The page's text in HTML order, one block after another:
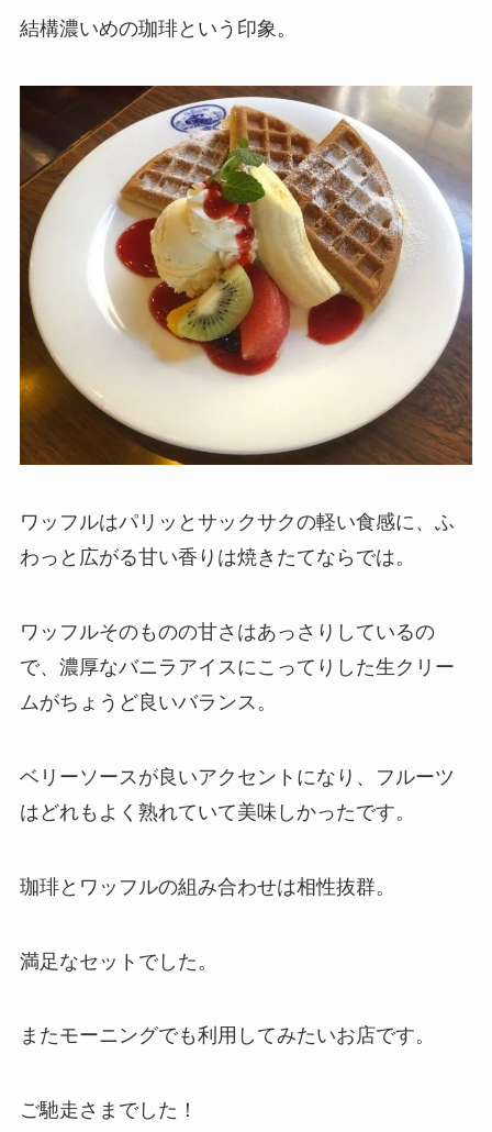
結構濃いめの珈琲という印象。
ワッフルはパリッとサックサクの軽い食感に、ふ
わっと広がる甘い香りは焼きたてならでは。
ワッフルそのものの甘さはあっさりしているの
で、濃厚なバニラアイスにこってりした生クリー
ムがちょうど良いバランス。
ベリーソースが良いアクセントになり、フルーツ
はどれもよく熟れていて美味しかったです。
珈琲とワッフルの組み合わせは相性抜群。
満足なセットでした。
またモーニングでも利用してみたいお店です。
ご馳走さまでした！